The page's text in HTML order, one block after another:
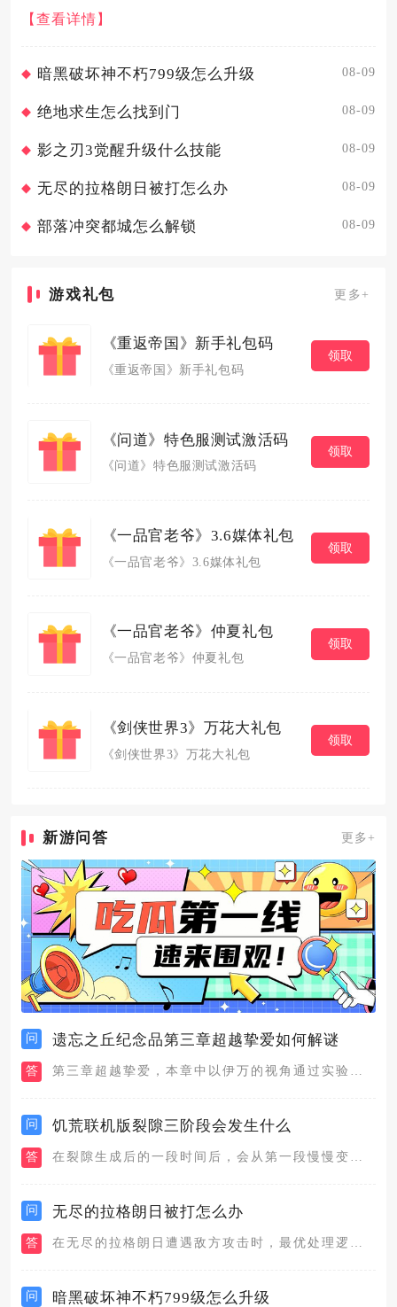
选择一个移植植物集群作为目标，包括草、浆果丛、非种子
阶段的农作物等等，如果不存在这类目标的花，则会选择野
【查看详情】
暗黑破坏神不朽799级怎么升级 08-09
绝地求生怎么找到门 08-09
影之刃3觉醒升级什么技能 08-09
无尽的拉格朗日被打怎么办 08-09
部落冲突都城怎么解锁 08-09
游戏礼包 更多+
《重返帝国》新手礼包码
《重返帝国》新手礼包码
领取
《问道》特色服测试激活码
《问道》特色服测试激活码
领取
《一品官老爷》3.6媒体礼包
《一品官老爷》3.6媒体礼包
领取
《一品官老爷》仲夏礼包
《一品官老爷》仲夏礼包
领取
《剑侠世界3》万花大礼包
《剑侠世界3》万花大礼包
领取
新游问答 更多+
问 遗忘之丘纪念品第三章超越挚爱如何解谜
答
问 饥荒联机版裂隙三阶段会发生什么
答
问 无尽的拉格朗日被打怎么办
答
问 暗黑破坏神不朽799级怎么升级